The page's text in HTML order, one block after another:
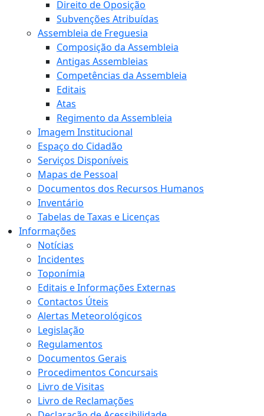
Direito de Oposição
Subvenções Atribuídas
Assembleia de Freguesia
Composição da Assembleia
Antigas Assembleias
Competências da Assembleia
Editais
Atas
Regimento da Assembleia
Imagem Institucional
Espaço do Cidadão
Serviços Disponíveis
Mapas de Pessoal
Documentos dos Recursos Humanos
Inventário
Tabelas de Taxas e Licenças
Informações
Notícias
Incidentes
Toponímia
Editais e Informações Externas
Contactos Úteis
Alertas Meteorológicos
Legislação
Regulamentos
Documentos Gerais
Procedimentos Concursais
Livro de Visitas
Livro de Reclamações